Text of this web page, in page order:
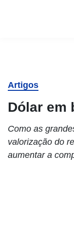
Artigos
Dólar em
Como as
valorização do
aumentar a